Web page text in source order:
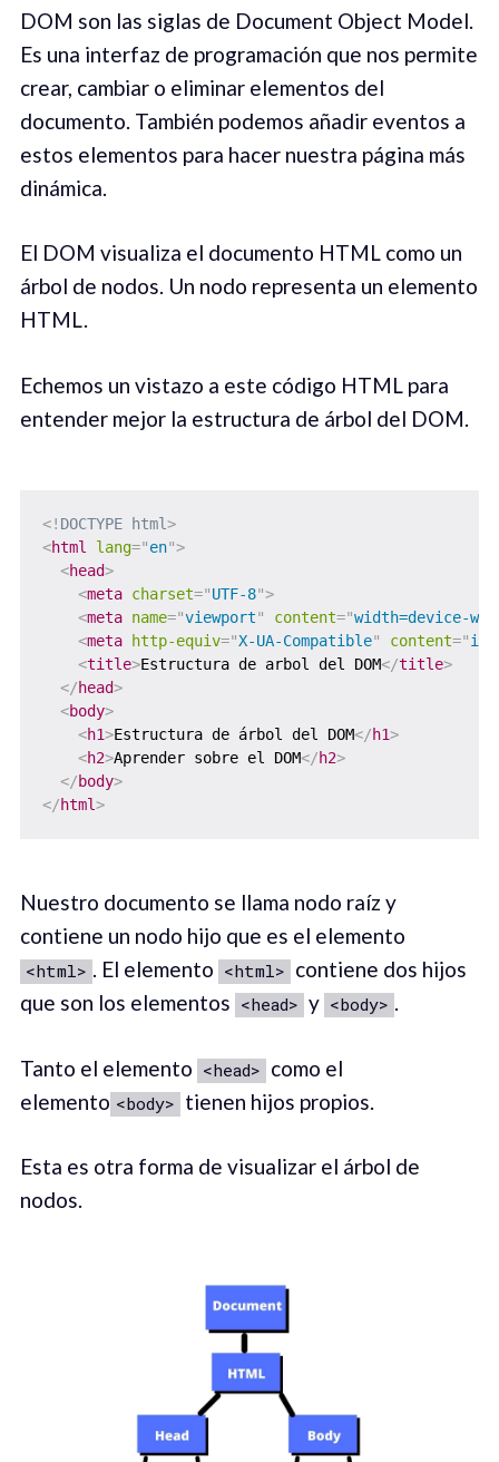
DOM son las siglas de Document Object Model.
Es una interfaz de programación que nos permite
crear, cambiar o eliminar elementos del
documento. También podemos añadir eventos a
estos elementos para hacer nuestra página más
dinámica.
El DOM visualiza el documento HTML como un
árbol de nodos. Un nodo representa un elemento
HTML.
Echemos un vistazo a este código HTML para
entender mejor la estructura de árbol del DOM.
<! DOCTYPE html>
<html lang="en">
<head>
<meta charset="UTF-8">
<meta name="viewport" content="width=device-
<meta http-equiv="X-UA-Compatible" content="
<title>Estructura de arbol del DOM</title>
</head>
<body>
<h1>Estructura de árbol del DOM</h1>
<h2>Aprender sobre el DOM</h2>
</body>
</html>
Nuestro documento se llama nodo raíz y
contiene un nodo hijo que es el elemento
<html> . El elemento <html> contiene dos hijos
que son los elementos <head> y <body> .
Tanto el elemento <head> como el
elemento <body> tienen hijos propios.
Esta es otra forma de visualizar el árbol de
nodos.